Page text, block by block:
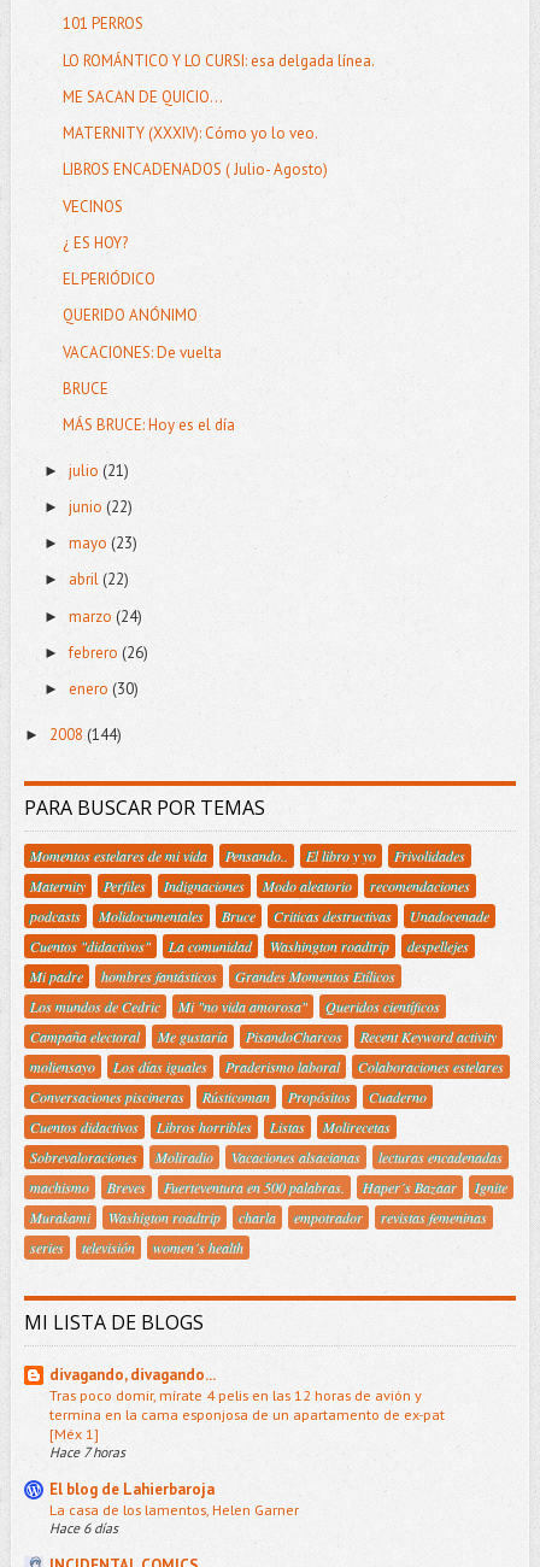
101 PERROS
LO ROMÁNTICO Y LO CURSI: esa delgada línea.
ME SACAN DE QUICIO...
MATERNITY (XXXIV): Cómo yo lo veo.
LIBROS ENCADENADOS ( Julio- Agosto)
VECINOS
¿ ES HOY?
EL PERIÓDICO
QUERIDO ANÓNIMO
VACACIONES: De vuelta
BRUCE
MÁS BRUCE: Hoy es el día
► julio (21)
► junio (22)
► mayo (23)
► abril(22)
► marzo (24)
►febrero (26)
► enero (30)
► 2008 (144)
PARA BUSCAR POR TEMAS
Momentos estelares de mi vida Pensando.. El libro y yo
Frivolidades
Maternity
Perfiles Indignaciones Modo aleatorio
recomendaciones
podcasts
Molidocumentales Bruce Criticas destructivas
Unadocenade
Cuentos "didactivos"
La comunidad Washington roadtrip
despellejes
Mi padre
hombres fantásticos
Grandes Momentos Etílicos
Los mundos de Cedric
Mi "no vida amorosa"
Queridos científicos
Campaña electoral
Me gustaría PisandoCharcos
Recent Keyword activity
moliensayo
Los días iguales Praderismo laboral
Colaboraciones estelares
Conversaciones piscineras
Rústicoman Propósitos
Cuaderno
Cuentos didactivos
Libros horribles Listas
Molirecetas
Sobrevaloraciones
Moliradio Vacaciones alsacianas
lecturas encadenadas
machismo
Breves Fuerteventura en 500 palabras. Haper´s Bazaar
Ignite
Murakami
Washigton roadtrip charla empotrador
revistas femeninas
series
televisión women´s health
MI LISTA DE BLOGS
divagando, divagando...
Tras poco domir, mírate 4 pelis en las 12 horas de avión y
termina en la cama esponjosa de un apartamento de ex-pat
[Méx 1]
Hace 7 horas
El blog de Lahierbaroja
La casa de los lamentos, Helen Garner
Hace 6 días